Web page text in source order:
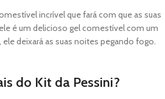
incrível que fará com que as suas
é um delicioso gel comestível com um
deixará as suas noites pegando fogo.
do Kit da Pessini?